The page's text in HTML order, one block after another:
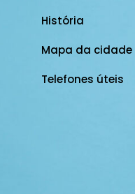
História
Mapa da cidade
Telefones úteis